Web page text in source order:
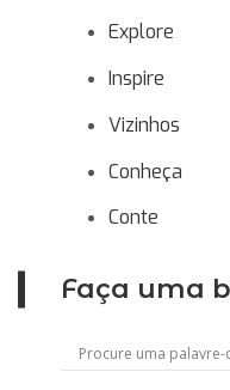
Explore
Inspire
Vizinhos
Conheça
Conte
Faça uma